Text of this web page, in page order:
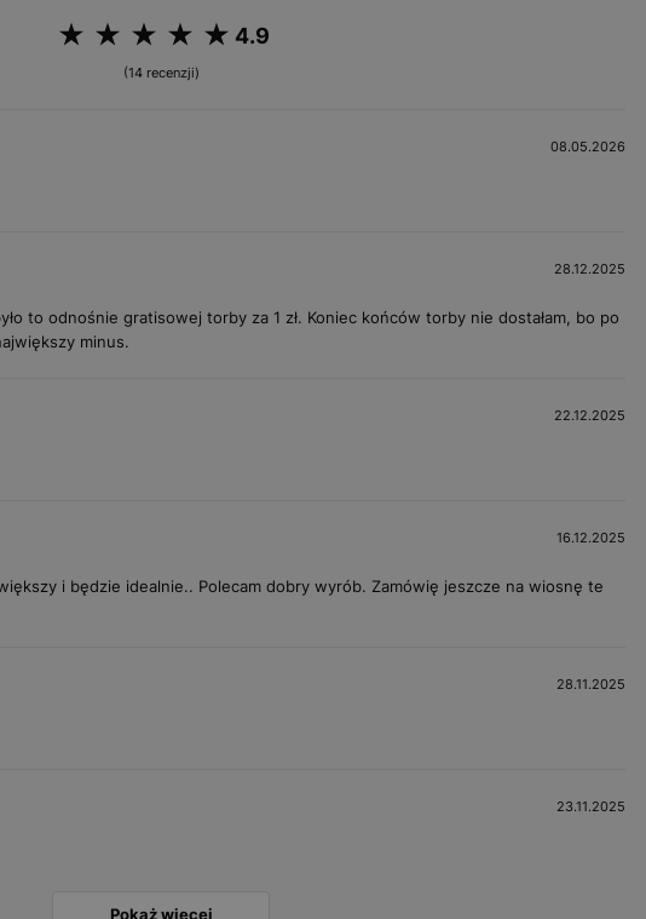
4.9
(14 recenzji)
08.05.2026
28.12.2025
to odnośnie gratisowej torby za 1 zł. Koniec końców torby nie dostałam, bo po
minus.
22.12.2025
16.12.2025
i będzie idealnie.. Polecam dobry wyrób. Zamówię jeszcze na wiosnę te
28.11.2025
23.11.2025
Pokaż więcej